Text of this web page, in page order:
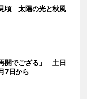
頃 太陽の光と秋風
開でござる」 土日
7日から